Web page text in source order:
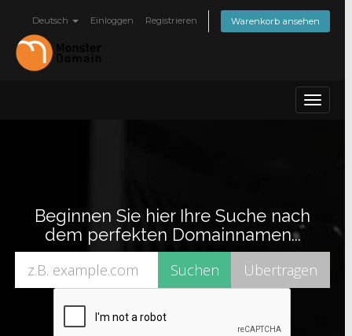
Deutsch Einloggen Registrieren Warenkorb ansehen
Toggle
Beginnen Sie hier Ihre Suche nach
dem perfekten Domainnamen...